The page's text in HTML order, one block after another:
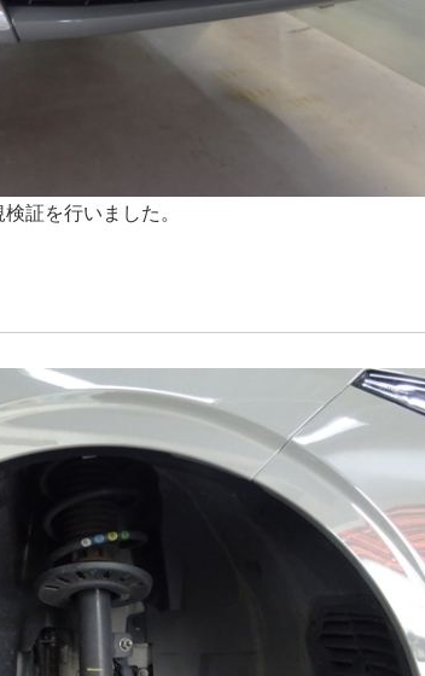
証を行いました。